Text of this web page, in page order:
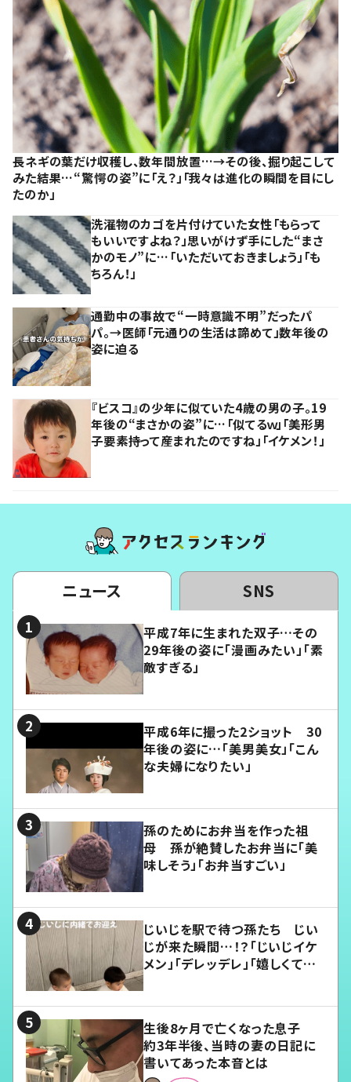
長ネギの葉だけ収穫し、数年間放置…→その後、掘り起こして
みた結果…“驚愕の姿”に「え？」「我々は進化の瞬間を目にし
たのか」
洗濯物のカゴを片付けていた女性「もらって
もいいですよね？」思いがけず手にした“まさ
かのモノ”に…「いただいておきましょう」「も
ちろん！」
通勤中の事故で“一時意識不明”だったパ
パ。→医師「元通りの生活は諦めて」数年後の
姿に迫る
『ビスコ』の少年に似ていた4歳の男の子。19
年後の“まさかの姿”に…「似てるｗ」「美形男
子要素持って産まれたのですね」「イケメン！」
ニュース SNS
平成7年に生まれた双子…その
29年後の姿に「漫画みたい」「素
敵すぎる」
平成6年に撮った2ショット 30
年後の姿に…「美男美女」「こん
な夫婦になりたい」
孫のためにお弁当を作った祖
母 孫が絶賛したお弁当に「美
味しそう」「お弁当すごい」
じいじを駅で待つ孫たち じい
じが来た瞬間…！？「じいじイケ
メン」「デレッデレ」「嬉しくて可
生後8ヶ月で亡くなった息子
約3年半後、当時の妻の日記に
書いてあった本音とは